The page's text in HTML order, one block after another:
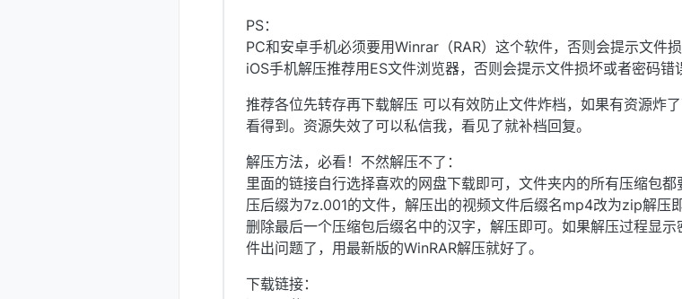
PS：
PC和安卓手机必须要用Winrar（RAR）这个软件，否则会提示文件损
iOS手机解压推荐用ES文件浏览器，否则会提示文件损坏或者密码错
推荐各位先转存再下载解压 可以有效防止文件炸档，如果有资源炸
看得到。资源失效了可以私信我，看见了就补档回复。
解压方法，必看！不然解压不了：
里面的链接自行选择喜欢的网盘下载即可，文件夹内的所有压缩包
压后缀为7z.001的文件，解压出的视频文件后缀名mp4改为zip解压
删除最后一个压缩包后缀名中的汉字，解压即可。如果解压过程显
件出问题了，用最新版的WinRAR解压就好了。
下载链接：